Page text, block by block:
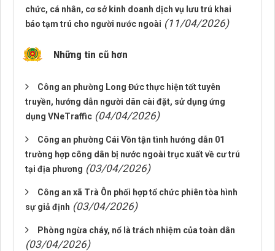
chức, cá nhân, cơ sở kinh doanh dịch vụ lưu trú khai
báo tạm trú cho người nước ngoài (11/04/2026)
Những tin cũ hơn
Công an phường Long Đức thực hiện tốt tuyên
truyền, hướng dẫn người dân cài đặt, sử dụng ứng
dụng VNeTraffic (04/04/2026)
Công an phường Cái Vồn tận tình hướng dẫn 01
trường hợp công dân bị nước ngoài trục xuất về cư trú
tại địa phương (03/04/2026)
Công an xã Trà Ôn phối hợp tổ chức phiên tòa hình
sự giả định (03/04/2026)
Phòng ngừa cháy, nổ là trách nhiệm của toàn dân
(03/04/2026)